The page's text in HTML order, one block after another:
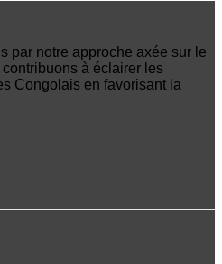
par notre approche axée sur le
à éclairer les
Congolais en favorisant la